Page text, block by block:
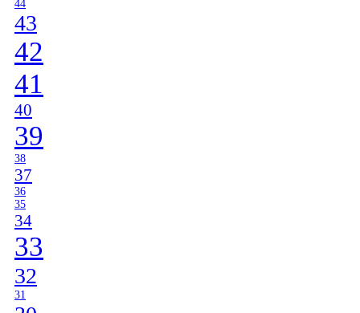
44
43
42
41
40
39
38
37
36
35
34
33
32
31